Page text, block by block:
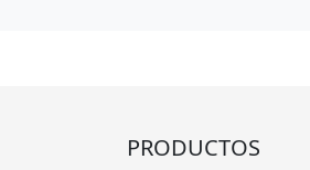
PRODUCTOS